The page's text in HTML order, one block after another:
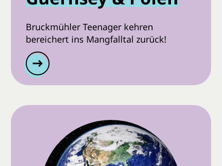
Bruckmühler Teenager kehren
bereichert ins Mangfalltal zurück!